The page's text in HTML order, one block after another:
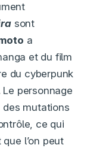
sont
a
et du film
du cyberpunk
Le personnage
des mutations
ce qui
l’on peut